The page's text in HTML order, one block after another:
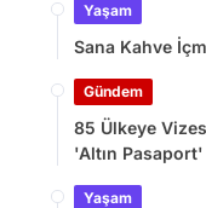
Yaşam
Sana Kahve
Gündem
85 Ülkeye
'Altın Pasaport'
Yaşam